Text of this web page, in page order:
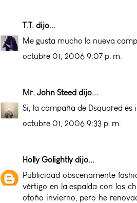
T.T. dijo...
Me gusta mucho la nueva
octubre 01, 2006 9:07 p. m.
Mr. John Steed dijo...
Si, la campaña de Dsquared es
octubre 01, 2006 9:33 p. m.
Holly Golightlydijo...
Publicidad obscenamente
vértigo en la espalda con los
otoño invierno, pero he